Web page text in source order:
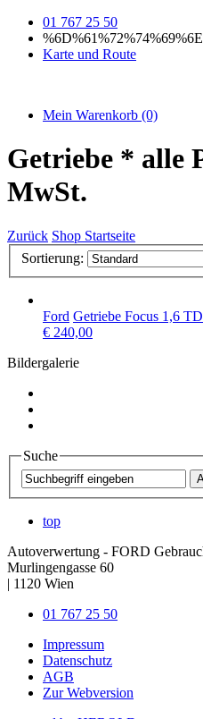
01 767 25 50
Karte und Route
Mein Warenkorb (0)
Getriebe * alle
MwSt.
Zurück Shop Startseite
Sortierung:
Ford Getriebe Focus 1,6
€ 240,00
Bildergalerie
Suche
top
Autoverwertung - FORD
Murlingengasse 60
| 1120 Wien
01 767 25 50
Impressum
Datenschutz
AGB
Zur Webversion